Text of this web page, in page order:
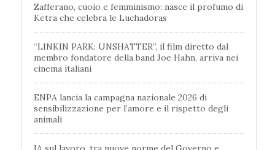
Zafferano, cuoio e femminismo: nasce il profumo di
Ketra che celebra le Luchadoras
“LINKIN PARK: UNSHATTER”, il film diretto dal
membro fondatore della band Joe Hahn, arriva nei
cinema italiani
ENPA lancia la campagna nazionale 2026 di
sensibilizzazione per l’amore e il rispetto degli
animali